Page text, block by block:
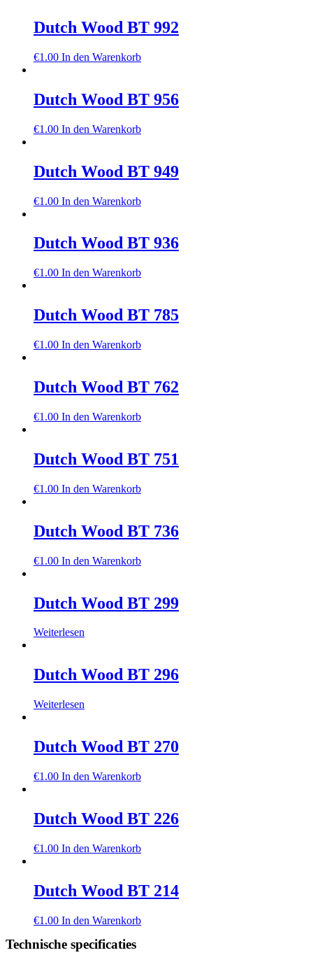
Dutch Wood BT 992
€1.00 In den Warenkorb
Dutch Wood BT 956
€1.00 In den Warenkorb
Dutch Wood BT 949
€1.00 In den Warenkorb
Dutch Wood BT 936
€1.00 In den Warenkorb
Dutch Wood BT 785
€1.00 In den Warenkorb
Dutch Wood BT 762
€1.00 In den Warenkorb
Dutch Wood BT 751
€1.00 In den Warenkorb
Dutch Wood BT 736
€1.00 In den Warenkorb
Dutch Wood BT 299
Weiterlesen
Dutch Wood BT 296
Weiterlesen
Dutch Wood BT 270
€1.00 In den Warenkorb
Dutch Wood BT 226
€1.00 In den Warenkorb
Dutch Wood BT 214
€1.00 In den Warenkorb
Technische specificaties